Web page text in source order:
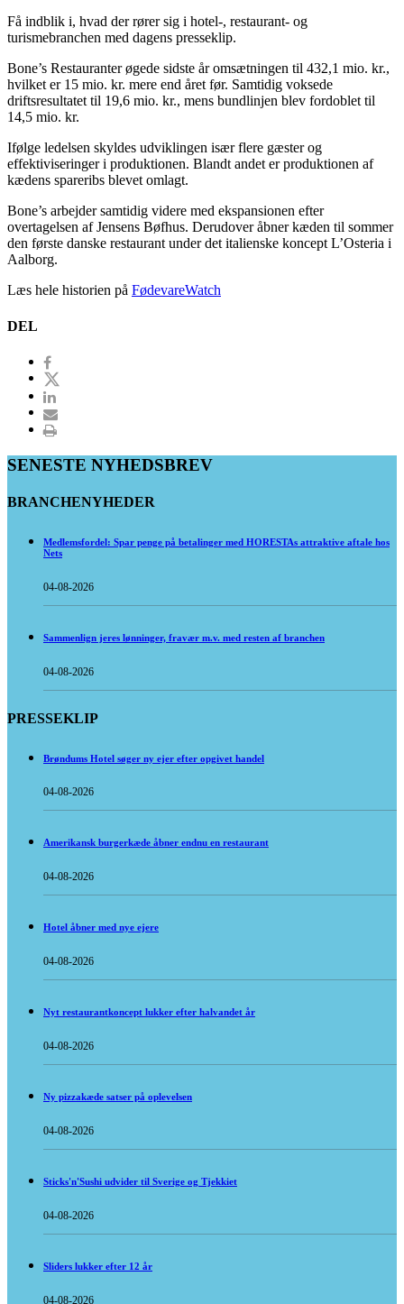
Få indblik i, hvad der rører sig i hotel-, restaurant- og
turismebranchen med dagens presseklip.
Bone’s Restauranter øgede sidste år omsætningen til 432,1 mio. kr.,
hvilket er 15 mio. kr. mere end året før. Samtidig voksede
driftsresultatet til 19,6 mio. kr., mens bundlinjen blev fordoblet til
14,5 mio. kr.
Ifølge ledelsen skyldes udviklingen især flere gæster og
effektiviseringer i produktionen. Blandt andet er produktionen af
kædens spareribs blevet omlagt.
Bone’s arbejder samtidig videre med ekspansionen efter
overtagelsen af Jensens Bøfhus. Derudover åbner kæden til sommer
den første danske restaurant under det italienske koncept L’Osteria i
Aalborg.
Læs hele historien på FødevareWatch
DEL
SENESTE NYHEDSBREV
BRANCHENYHEDER
Medlemsfordel: Spar penge på betalinger med HORESTAs attraktive aftale hos
Nets
04-08-2026
Sammenlign jeres lønninger, fravær m.v. med resten af branchen
04-08-2026
PRESSEKLIP
Brøndums Hotel søger ny ejer efter opgivet handel
04-08-2026
Amerikansk burgerkæde åbner endnu en restaurant
04-08-2026
Hotel åbner med nye ejere
04-08-2026
Nyt restaurantkoncept lukker efter halvandet år
04-08-2026
Ny pizzakæde satser på oplevelsen
04-08-2026
Sticks'n'Sushi udvider til Sverige og Tjekkiet
04-08-2026
Sliders lukker efter 12 år
04-08-2026